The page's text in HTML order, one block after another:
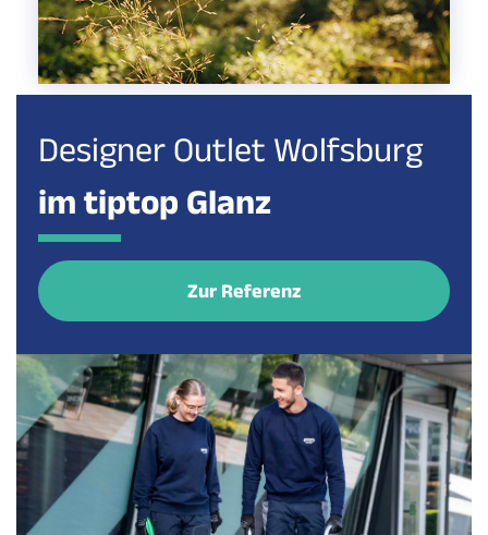
Designer Outlet Wolfsburg
im tiptop Glanz
Zur Referenz